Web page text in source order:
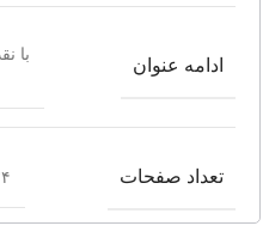
ادامه عنوان
با
تعداد صفحات